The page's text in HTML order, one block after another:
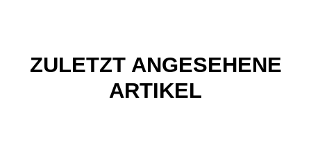
ZULETZT ANGESEHENE
ARTIKEL